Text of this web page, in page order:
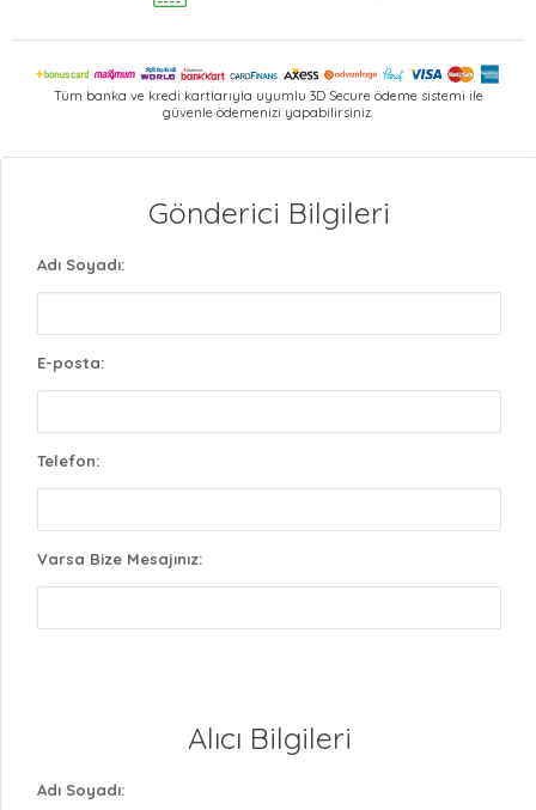
Tüm banka ve kredi kartlarıyla uyumlu 3D Secure ödeme sistemi ile
güvenle ödemenizi yapabilirsiniz.
Gönderici Bilgileri
Adı Soyadı:
E-posta:
Telefon:
Varsa Bize Mesajınız:
Alıcı Bilgileri
Adı Soyadı: